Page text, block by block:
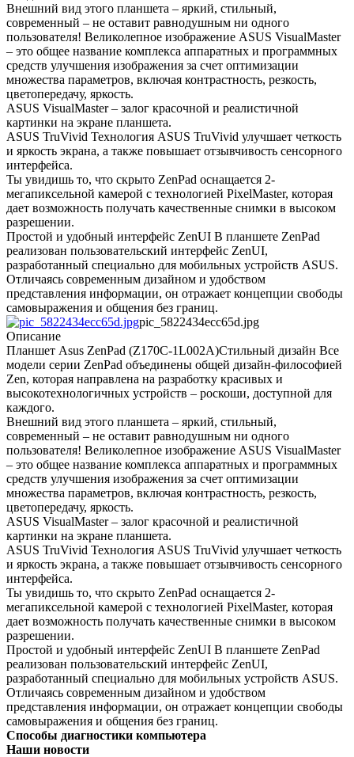
Внешний вид этого планшета – яркий, стильный,
современный – не оставит равнодушным ни одного
пользователя! Великолепное изображение ASUS VisualMaster
– это общее название комплекса аппаратных и программных
средств улучшения изображения за счет оптимизации
множества параметров, включая контрастность, резкость,
цветопередачу, яркость.
ASUS VisualMaster – залог красочной и реалистичной
картинки на экране планшета.
ASUS TruVivid Технология ASUS TruVivid улучшает четкость
и яркость экрана, а также повышает отзывчивость сенсорного
интерфейса.
Ты увидишь то, что скрыто ZenPad оснащается 2-
мегапиксельной камерой с технологией PixelMaster, которая
дает возможность получать качественные снимки в высоком
разрешении.
Простой и удобный интерфейс ZenUI В планшете ZenPad
реализован пользовательский интерфейс ZenUI,
разработанный специально для мобильных устройств ASUS.
Отличаясь современным дизайном и удобством
представления информации, он отражает концепции свободы
самовыражения и общения без границ.
pic_5822434ecc65d.jpg
Описание
Планшет Asus ZenPad (Z170C-1L002A)Стильный дизайн Все
модели серии ZenPad объединены общей дизайн-философией
Zen, которая направлена на разработку красивых и
высокотехнологичных устройств – роскоши, доступной для
каждого.
Внешний вид этого планшета – яркий, стильный,
современный – не оставит равнодушным ни одного
пользователя! Великолепное изображение ASUS VisualMaster
– это общее название комплекса аппаратных и программных
средств улучшения изображения за счет оптимизации
множества параметров, включая контрастность, резкость,
цветопередачу, яркость.
ASUS VisualMaster – залог красочной и реалистичной
картинки на экране планшета.
ASUS TruVivid Технология ASUS TruVivid улучшает четкость
и яркость экрана, а также повышает отзывчивость сенсорного
интерфейса.
Ты увидишь то, что скрыто ZenPad оснащается 2-
мегапиксельной камерой с технологией PixelMaster, которая
дает возможность получать качественные снимки в высоком
разрешении.
Простой и удобный интерфейс ZenUI В планшете ZenPad
реализован пользовательский интерфейс ZenUI,
разработанный специально для мобильных устройств ASUS.
Отличаясь современным дизайном и удобством
представления информации, он отражает концепции свободы
самовыражения и общения без границ.
Способы диагностики компьютера
Наши новости